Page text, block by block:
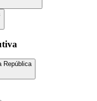
República